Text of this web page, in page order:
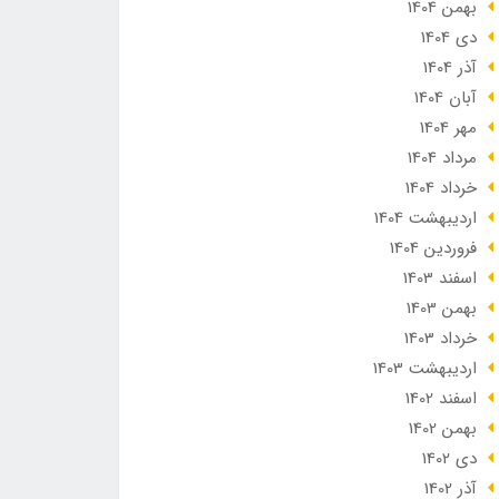
بهمن 1404
دی 1404
آذر 1404
آبان 1404
مهر 1404
مرداد 1404
خرداد 1404
ارديبهشت 1404
فروردین 1404
اسفند 1403
بهمن 1403
خرداد 1403
ارديبهشت 1403
اسفند 1402
بهمن 1402
دی 1402
آذر 1402